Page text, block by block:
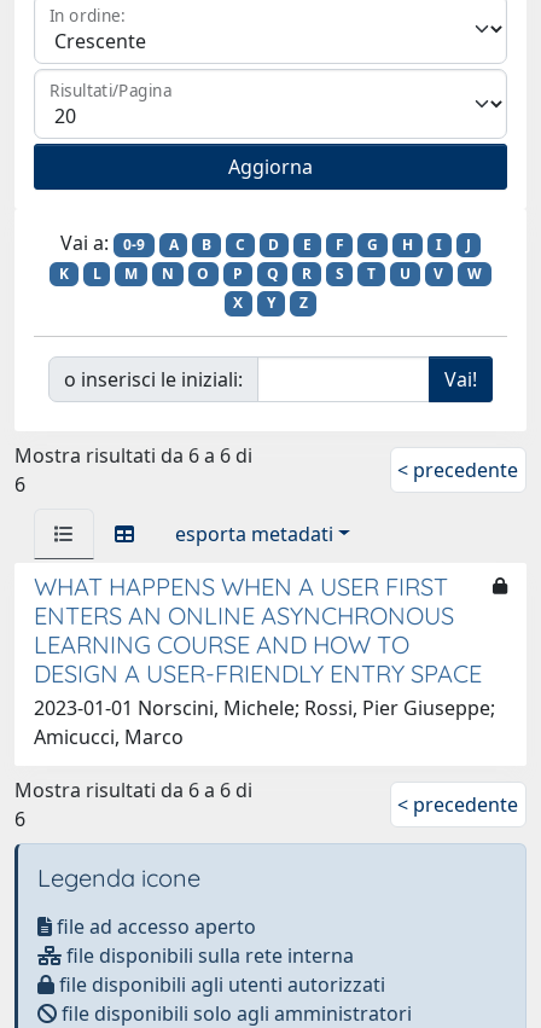
In ordine:
Risultati/Pagina
Vai a: 0-9 A B C D E F G H I
J
K
L M N O P Q R S T U V
W
X
Y Z
o inserisci le iniziali:
Mostra risultati da 6 a 6 di
6
< precedente
esporta metadati
WHAT HAPPENS WHEN A USER FIRST
ENTERS AN ONLINE ASYNCHRONOUS
LEARNING COURSE AND HOW TO
DESIGN A USER-FRIENDLY ENTRY SPACE
2023-01-01 Norscini, Michele; Rossi, Pier Giuseppe;
Amicucci, Marco
Mostra risultati da 6 a 6 di
6
< precedente
Legenda icone
file ad accesso aperto
file disponibili sulla rete interna
file disponibili agli utenti autorizzati
file disponibili solo agli amministratori